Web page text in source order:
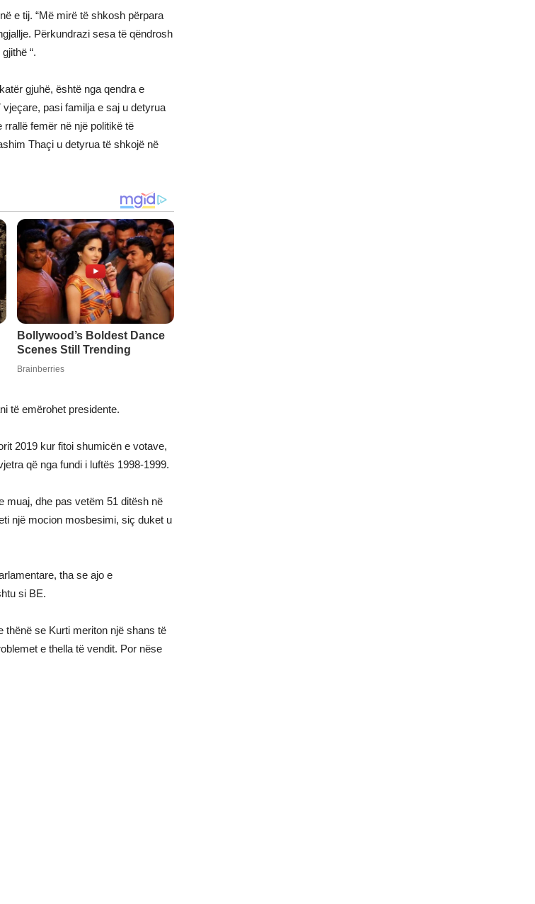
e tij. “Më mirë të shkosh përpara
Përkundrazi sesa të qëndrosh
“.
gjuhë, është nga qendra e
pasi familja e saj u detyrua
femër në një politikë të
Thaçi u detyrua të shkojë në
të emërohet presidente.
2019 kur fitoi shumicën e votave,
që nga fundi i luftës 1998-1999.
muaj, dhe pas vetëm 51 ditësh në
një mocion mosbesimi, siç duket u
tha se ajo e
si BE.
thënë se Kurti meriton një shans të
e thella të vendit. Por nëse